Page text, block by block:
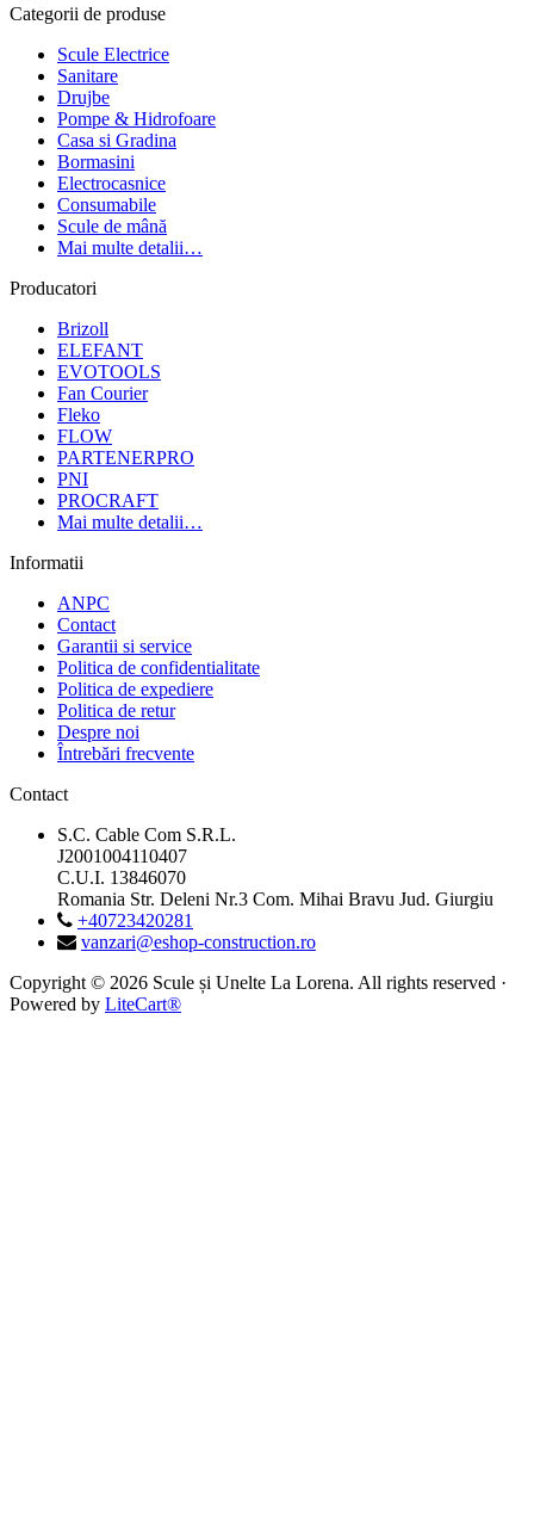
Categorii de produse
Scule Electrice
Sanitare
Drujbe
Pompe & Hidrofoare
Casa si Gradina
Bormasini
Electrocasnice
Consumabile
Scule de mână
Mai multe detalii…
Producatori
Brizoll
ELEFANT
EVOTOOLS
Fan Courier
Fleko
FLOW
PARTENERPRO
PNI
PROCRAFT
Mai multe detalii…
Informatii
ANPC
Contact
Garantii si service
Politica de confidentialitate
Politica de expediere
Politica de retur
Despre noi
Întrebări frecvente
Contact
S.C. Cable Com S.R.L.
J2001004110407
C.U.I. 13846070
Romania Str. Deleni Nr.3 Com. Mihai Bravu Jud. Giurgiu
+40723420281
vanzari@eshop-construction.ro
Copyright © 2026 Scule și Unelte La Lorena. All rights reserved ·
Powered by LiteCart®